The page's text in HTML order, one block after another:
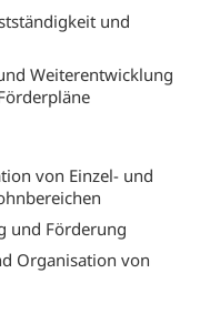
und
Weiterentwicklung
von Einzel- und
und Förderung
Organisation von